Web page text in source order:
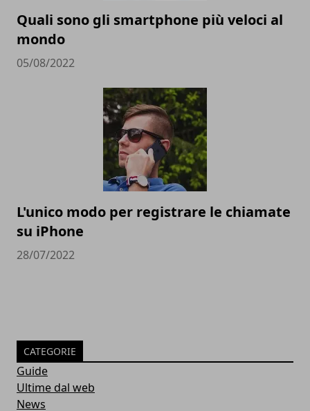
Quali sono gli smartphone più veloci al
mondo
05/08/2022
L'unico modo per registrare le chiamate
su iPhone
28/07/2022
CATEGORIE
Guide
Ultime dal web
News